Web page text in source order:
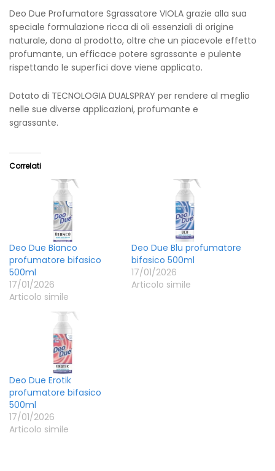
Deo Due Profumatore Sgrassatore VIOLA grazie alla sua
speciale formulazione ricca di oli essenziali di origine
naturale, dona al prodotto, oltre che un piacevole effetto
profumante, un efficace potere sgrassante e pulente
rispettando le superfici dove viene applicato.
Dotato di TECNOLOGIA DUALSPRAY per rendere al meglio
nelle sue diverse applicazioni, profumante e
sgrassante.
Correlati
Deo Due Bianco
profumatore bifasico
500ml
17/01/2026
Articolo simile
Deo Due Blu profumatore
bifasico 500ml
17/01/2026
Articolo simile
Deo Due Erotik
profumatore bifasico
500ml
17/01/2026
Articolo simile